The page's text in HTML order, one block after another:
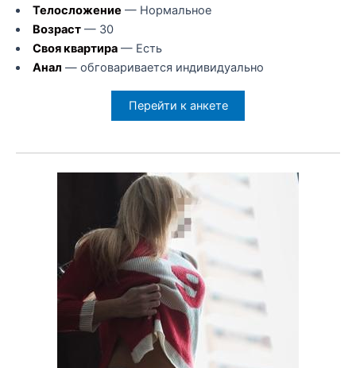
Телосложение — Нормальное
Возраст— 30
Своя квартира— Есть
Анал — обговаривается индивидуально
Перейти к анкете